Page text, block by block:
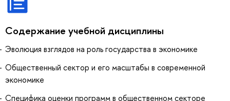
Содержание учебной дисциплины
Эволюция взглядов на роль государства в экономике
Общественный сектор и его масштабы в современной
экономике
Специфика оценки программ в общественном секторе